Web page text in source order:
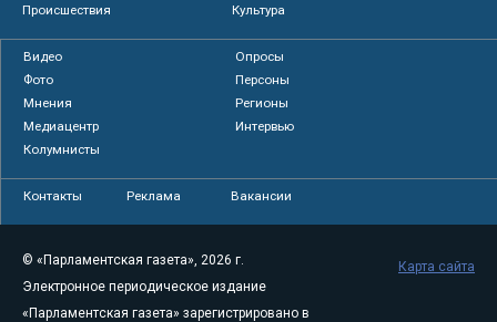
Происшествия
Культура
Видео
Опросы
Фото
Персоны
Мнения
Регионы
Медиацентр
Интервью
Колумнисты
Контакты Реклама Вакансии
© «Парламентская газета», 2026 г.
Электронное периодическое издание
«Парламентская газета» зарегистрировано в
Карта сайта